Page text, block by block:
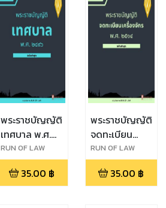
พระราชบัญญัติ
เทศบาล พ.ศ.
๒๔๙๖
RUN OF LAW
35.00 ฿
พระราชบัญญัติ
จดทะเบียน
เครื่องจักร พ.ศ.
๒๕๑๔
RUN OF LAW
35.00 ฿